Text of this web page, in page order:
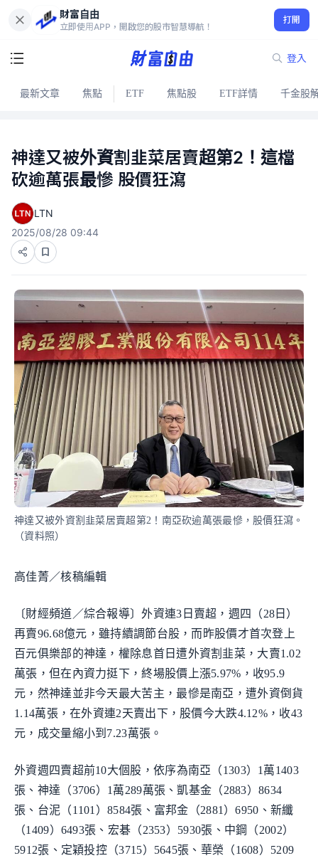
財富自由
立即使用APP，開啟您的股市智慧導航！
打開
登入
最新文章 焦點 ETF 焦點股 ETF詳情 千金股
神達又被外資割韭菜居賣超第2！這檔
砍逾萬張最慘 股價狂瀉
LTN
2025/08/28 09:44
神達又被外資割韭菜居賣超第2！南亞砍逾萬張最慘，股價狂瀉。
（資料照）
高佳菁／核稿編輯
〔財經頻道／綜合報導〕外資連3日賣超，週四（28日）
再賣96.68億元，雖持續調節台股，而昨股價才首次登上
百元俱樂部的神達，權除息首日遭外資割韭菜，大賣1.02
萬張，但在內資力挺下，終場股價上漲5.97%，收95.9
元，然神達並非今天最大苦主，最慘是南亞，遭外資倒貨
1.14萬張，在外資連2天賣出下，股價今大跌4.12%，收43
元，成交量縮小到7.23萬張。
外資週四賣超前10大個股，依序為南亞（1303）1萬1403
張、神達（3706）1萬289萬張、凱基金（2883）8634
張、台泥（1101）8584張、富邦金（2881）6950、新纖
（1409）6493張、宏碁（2353）5930張、中鋼（2002）
5912張、定穎投控（3715）5645張、華榮（1608）5209